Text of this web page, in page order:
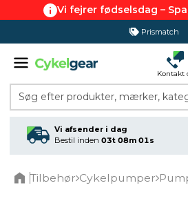
Vi fejrer fødselsdag –
Prismatch
Kontakt
Søg efter produkter, mærker,
Vi afsender i dag
Bestil inden 03t 08m 01s
Tilbehør Cykelpumper